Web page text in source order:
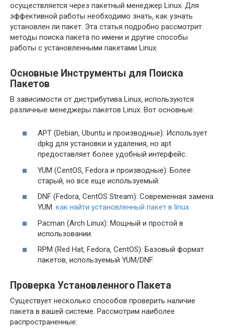
осуществляется через пакетный менеджер Linux. Для
эффективной работы необходимо знать‚ как узнать
установлен ли пакет. Эта статья подробно рассмотрит
методы поиска пакета по имени и другие способы
работы с установленными пакетами Linux.
Основные Инструменты для Поиска
Пакетов
В зависимости от дистрибутива Linux‚ используются
различные менеджеры пакетов Linux. Вот основные:
APT (Debian‚ Ubuntu и производные): Использует
dpkg для установки и удаления‚ но apt
предоставляет более удобный интерфейс.
YUM (CentOS‚ Fedora и производные): Более
старый‚ но все еще используемый.
DNF (Fedora‚ CentOS Stream): Современная замена
YUM. как найти установленный пакет в linux
Pacman (Arch Linux): Мощный и простой в
использовании.
RPM (Red Hat‚ Fedora‚ CentOS): Базовый формат
пакетов‚ используемый YUM/DNF.
Проверка Установленного Пакета
Существует несколько способов проверить наличие
пакета в вашей системе. Рассмотрим наиболее
распространенные: